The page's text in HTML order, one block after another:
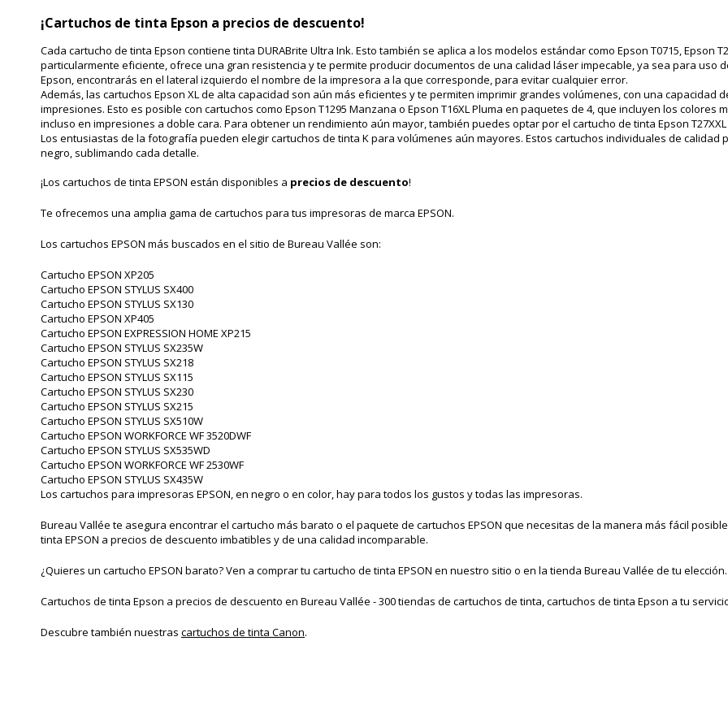
¡Cartuchos de tinta Epson a precios de descuento!
Cada cartucho de tinta Epson contiene tinta DURABrite Ultra Ink. Esto también se aplica a los modelos estándar como Epson T0715, Epson
particularmente eficiente, ofrece una gran resistencia y te permite producir documentos de una calidad láser impecable, ya sea para uso
Epson, encontrarás en el lateral izquierdo el nombre de la impresora a la que corresponde, para evitar cualquier error.
Además, las cartuchos Epson XL de alta capacidad son aún más eficientes y te permiten imprimir grandes volúmenes, con una capacidad
impresiones. Esto es posible con cartuchos como Epson T1295 Manzana o Epson T16XL Pluma en paquetes de 4, que incluyen los
incluso en impresiones a doble cara. Para obtener un rendimiento aún mayor, también puedes optar por el cartucho de tinta Epson
Los entusiastas de la fotografía pueden elegir cartuchos de tinta K para volúmenes aún mayores. Estos cartuchos individuales de
negro, sublimando cada detalle.
¡Los cartuchos de tinta EPSON están disponibles a precios de descuento!
Te ofrecemos una amplia gama de cartuchos para tus impresoras de marca EPSON.
Los cartuchos EPSON más buscados en el sitio de Bureau Vallée son:
Cartucho EPSON XP205
Cartucho EPSON STYLUS SX400
Cartucho EPSON STYLUS SX130
Cartucho EPSON XP405
Cartucho EPSON EXPRESSION HOME XP215
Cartucho EPSON STYLUS SX235W
Cartucho EPSON STYLUS SX218
Cartucho EPSON STYLUS SX115
Cartucho EPSON STYLUS SX230
Cartucho EPSON STYLUS SX215
Cartucho EPSON STYLUS SX510W
Cartucho EPSON WORKFORCE WF 3520DWF
Cartucho EPSON STYLUS SX535WD
Cartucho EPSON WORKFORCE WF 2530WF
Cartucho EPSON STYLUS SX435W
Los cartuchos para impresoras EPSON, en negro o en color, hay para todos los gustos y todas las impresoras.
Bureau Vallée te asegura encontrar el cartucho más barato o el paquete de cartuchos EPSON que necesitas de la manera más fácil
tinta EPSON a precios de descuento imbatibles y de una calidad incomparable.
¿Quieres un cartucho EPSON barato? Ven a comprar tu cartucho de tinta EPSON en nuestro sitio o en la tienda Bureau Vallée de tu elección.
Cartuchos de tinta Epson a precios de descuento en Bureau Vallée - 300 tiendas de cartuchos de tinta, cartuchos de tinta Epson a tu
Descubre también nuestras cartuchos de tinta Canon.